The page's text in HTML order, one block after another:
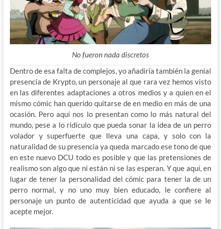
No fueron nada discretos
Dentro de esa falta de complejos, yo añadiría también la genial
presencia de Krypto, un personaje al que rara vez hemos visto
en las diferentes adaptaciones a otros medios y a quien en el
mismo cómic han querido quitarse de en medio en más de una
ocasión. Pero aquí nos lo presentan como lo más natural del
mundo, pese a lo ridículo que pueda sonar la idea de un perro
volador y superfuerte que lleva una capa, y solo con la
naturalidad de su presencia ya queda marcado ese tono de que
en este nuevo DCU todo es posible y que las pretensiones de
realismo son algo que ni están ni se las esperan. Y que aquí, en
lugar de tener la personalidad del cómic para tener la de un
perro normal, y no uno muy bien educado, le confiere al
personaje un punto de autenticidad que ayuda a que se le
acepte mejor.